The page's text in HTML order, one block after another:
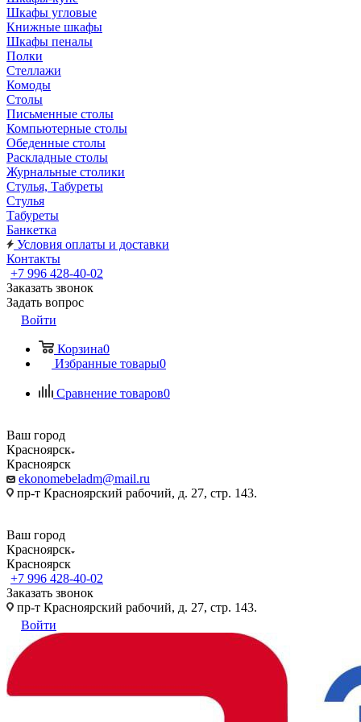
Шкафы угловые
Книжные шкафы
Шкафы пеналы
Полки
Стеллажи
Комоды
Столы
Письменные столы
Компьютерные столы
Обеденные столы
Раскладные столы
Журнальные столики
Стулья, Табуреты
Стулья
Табуреты
Банкетка
Условия оплаты и доставки
Контакты
+7 996 428-40-02
Заказать звонок
Задать вопрос
Войти
Корзина0
Избранные товары0
Сравнение товаров0
Ваш город
Красноярск
Красноярск
ekonomebeladm@mail.ru
пр-т Красноярский рабочий, д. 27, стр. 143.
Ваш город
Красноярск
Красноярск
+7 996 428-40-02
Заказать звонок
пр-т Красноярский рабочий, д. 27, стр. 143.
Войти